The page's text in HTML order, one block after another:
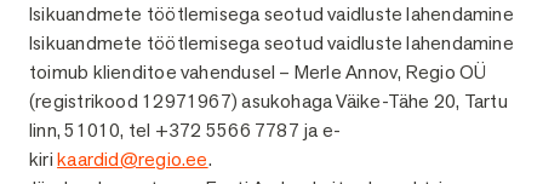
Isikuandmete töötlemisega seotud vaidluste lahendamine
Isikuandmete töötlemisega seotud vaidluste lahendamine
toimub klienditoe vahendusel – Merle Annov, Regio OÜ
(registrikood 12971967) asukohaga Väike-Tähe 20, Tartu
linn, 51010, tel +372 5566 7787 ja e-
kirikaardid@regio.ee.